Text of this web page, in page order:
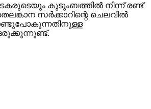
കുടുംബത്തില്‍ നിന്ന് രണ്ട്
സര്‍ക്കാറിന്റെ ചെലവില്‍